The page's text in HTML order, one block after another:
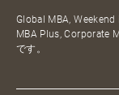
Global MBA,
MBA Plus, Corporate
です。